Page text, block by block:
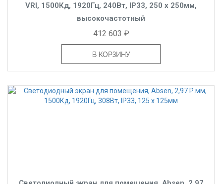
VRI, 1500Кд, 1920Гц, 240Вт, IP33, 250 x 250мм,
высокочастотный
412 603 ₽
В КОРЗИНУ